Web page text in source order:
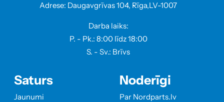
Adrese: Daugavgrīvas 104, Rīga,LV-1007
Darba laiks:
P. - Pk.: 8:00 līdz 18:00
S. - Sv.: Brīvs
Saturs
Jaunumi
Noderīgi
Par Nordparts.lv